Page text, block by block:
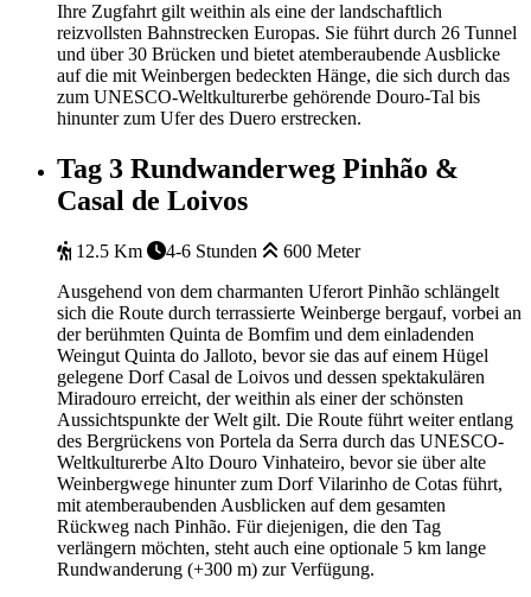
Ihre Zugfahrt gilt weithin als eine der landschaftlich
reizvollsten Bahnstrecken Europas. Sie führt durch 26 Tunnel
und über 30 Brücken und bietet atemberaubende Ausblicke
auf die mit Weinbergen bedeckten Hänge, die sich durch das
zum UNESCO-Weltkulturerbe gehörende Douro-Tal bis
hinunter zum Ufer des Duero erstrecken.
Tag 3 Rundwanderweg Pinhão &
Casal de Loivos
12.5 Km 4-6 Stunden
600 Meter
Ausgehend von dem charmanten Uferort Pinhão schlängelt
sich die Route durch terrassierte Weinberge bergauf, vorbei an
der berühmten Quinta de Bomfim und dem einladenden
Weingut Quinta do Jalloto, bevor sie das auf einem Hügel
gelegene Dorf Casal de Loivos und dessen spektakulären
Miradouro erreicht, der weithin als einer der schönsten
Aussichtspunkte der Welt gilt. Die Route führt weiter entlang
des Bergrückens von Portela da Serra durch das UNESCO-
Weltkulturerbe Alto Douro Vinhateiro, bevor sie über alte
Weinbergwege hinunter zum Dorf Vilarinho de Cotas führt,
mit atemberaubenden Ausblicken auf dem gesamten
Rückweg nach Pinhão. Für diejenigen, die den Tag
verlängern möchten, steht auch eine optionale 5 km lange
Rundwanderung (+300 m) zur Verfügung.